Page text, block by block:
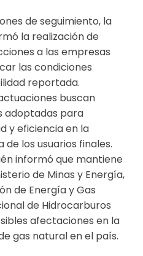
de seguimiento, la
la realización de
a las empresas
las condiciones
reportada.
buscan
adoptadas para
y eficiencia en la
los usuarios finales.
informó que mantiene
de Minas y Energía,
de Energía y Gas
de Hidrocarburos
afectaciones en la
gas natural en el país.